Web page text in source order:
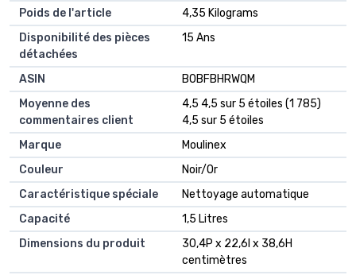
Poids de l'article
‎4,35 Kilograms
Disponibilité des pièces
détachées
‎15 Ans
ASIN
B0BFBHRWQM
Moyenne des
commentaires client
4,5 4,5 sur 5 étoiles (1 785)
4,5 sur 5 étoiles
Marque
Moulinex
Couleur
Noir/Or
Caractéristique spéciale
Nettoyage automatique
Capacité
1,5 Litres
Dimensions du produit
30,4P x 22,6l x 38,6H
centimètres